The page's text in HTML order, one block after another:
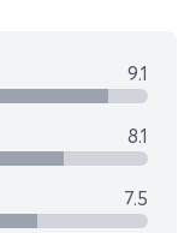
9.1
8.1
7.5